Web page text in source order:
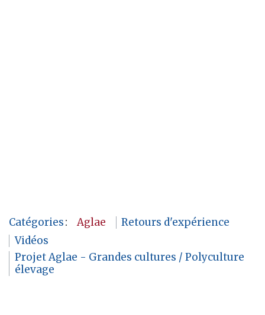
Catégories: Aglae
Retours d'expérience
Vidéos
Projet Aglae - Grandes cultures / Polyculture
élevage